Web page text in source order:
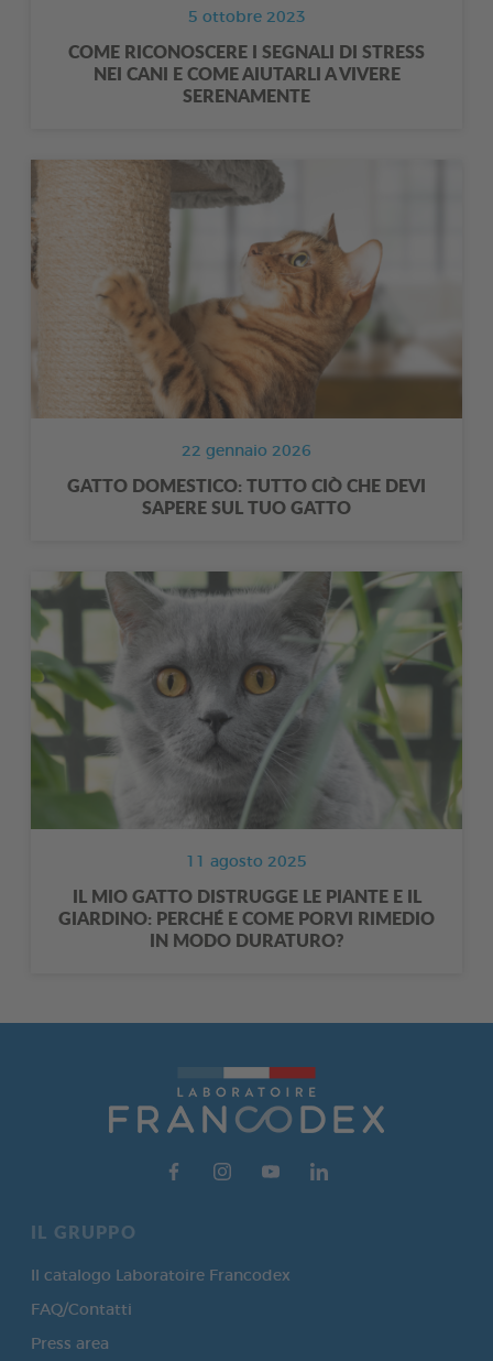
5 ottobre 2023
COME RICONOSCERE I SEGNALI DI STRESS
NEI CANI E COME AIUTARLI A VIVERE
SERENAMENTE
22 gennaio 2026
GATTO DOMESTICO: TUTTO CIÒ CHE DEVI
SAPERE SUL TUO GATTO
11 agosto 2025
IL MIO GATTO DISTRUGGE LE PIANTE E IL
GIARDINO: PERCHÉ E COME PORVI RIMEDIO
IN MODO DURATURO?
IL GRUPPO
Il catalogo Laboratoire Francodex
FAQ/Contatti
Press area